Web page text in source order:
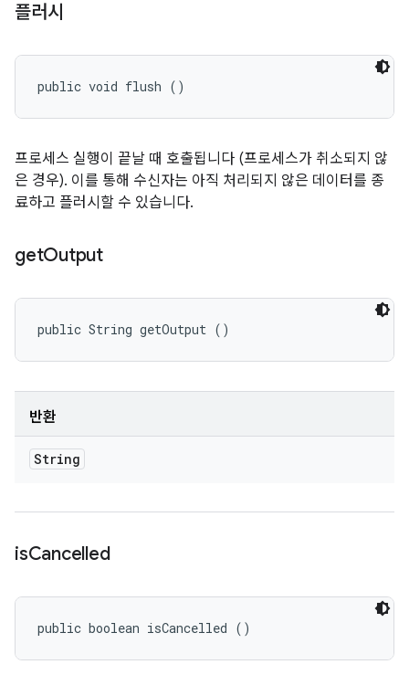
플러시
public void flush ()
프로세스 실행이 끝날 때 호출됩니다 (프로세스가 취소되지 않
은 경우). 이를 통해 수신자는 아직 처리되지 않은 데이터를 종
료하고 플러시할 수 있습니다.
getOutput
public String getOutput ()
반환
String
isCancelled
public boolean isCancelled ()